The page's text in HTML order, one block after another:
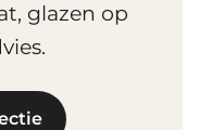
glazen op